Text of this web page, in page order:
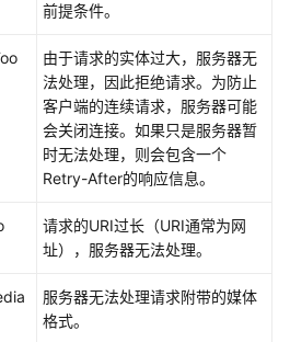
前提条件。
由于请求的实体过大，服务器无
法处理，因此拒绝请求。为防止
客户端的连续请求，服务器可能
会关闭连接。如果只是服务器暂
时无法处理，则会包含一个
Retry-After的响应信息。
请求的URI过长（URI通常为网
址），服务器无法处理。
服务器无法处理请求附带的媒体
格式。